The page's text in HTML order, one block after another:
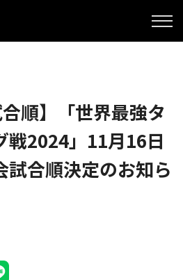
合順】「世界最強タ
戦2024」11月16日
試合順決定のお知ら